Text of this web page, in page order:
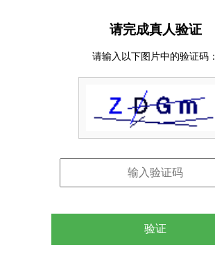
请完成真人验证
请输入以下图片中的验证码：
验证